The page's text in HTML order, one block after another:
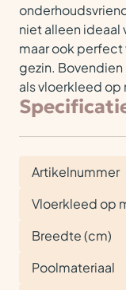
niet alleen ideaal
maar ook perfect
gezin.
als vloerkleed op
Artikelnummer
Vloerkleed op
Breedte (cm)
Poolmateriaal